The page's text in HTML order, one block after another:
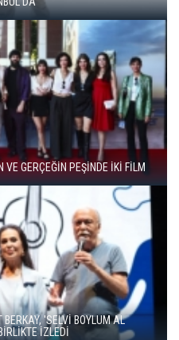
GERÇEĞİN PEŞİNDE İKİ FİLM
'SELVİ BOYLUM AL
İZLEDİ